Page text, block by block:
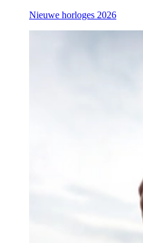
Nieuwe horloges 2026